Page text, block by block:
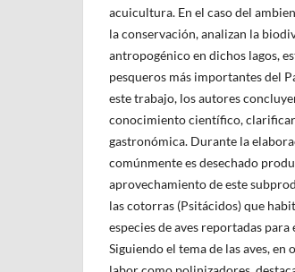
acuicultura. En el caso del
la conservación, analizan la
antropogénico en dichos lagos,
pesqueros más importantes del
este trabajo, los autores
conocimiento científico, clarificar
gastronómica. Durante la
comúnmente es desechado
aprovechamiento de este
las cotorras (Psitácidos) que
especies de aves reportadas
Siguiendo el tema de las aves,